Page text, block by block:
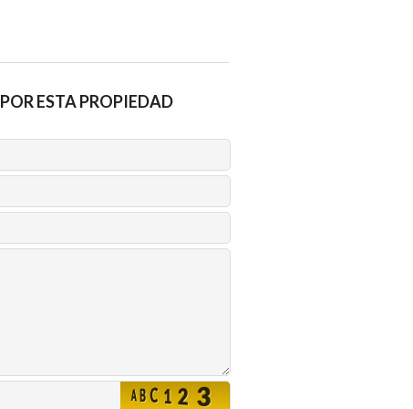
POR ESTA PROPIEDAD